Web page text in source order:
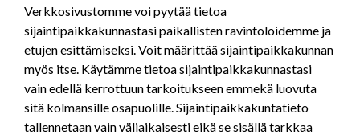
Verkkosivustomme voi pyytää tietoa
sijaintipaikkakunnastasi paikallisten ravintoloidemme ja
etujen esittämiseksi. Voit määrittää sijaintipaikkakunnan
myös itse. Käytämme tietoa sijaintipaikkakunnastasi
vain edellä kerrottuun tarkoitukseen emmekä luovuta
sitä kolmansille osapuolille. Sijaintipaikkakuntatieto
tallennetaan vain väliaikaisesti eikä se sisällä tarkkaa